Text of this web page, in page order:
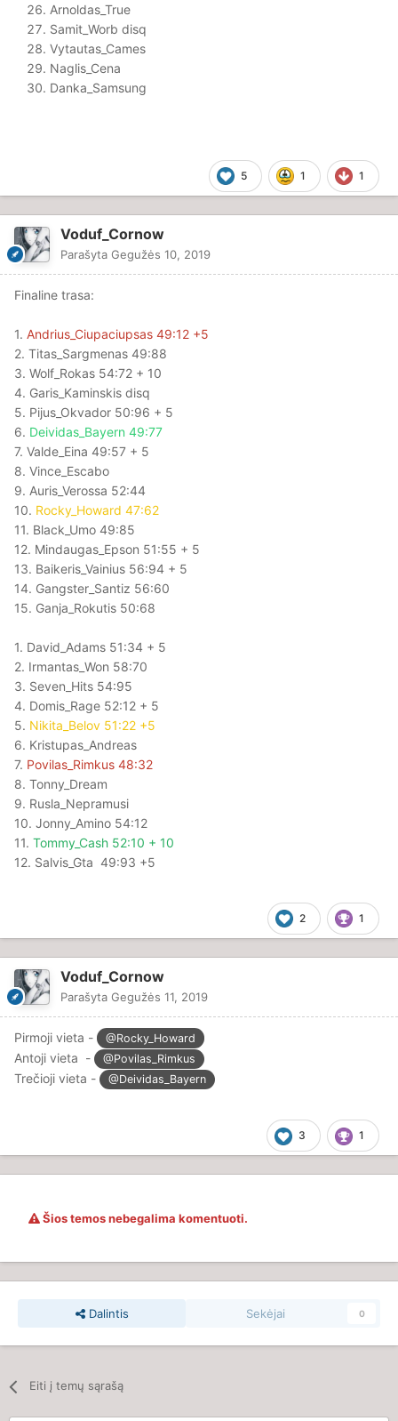
Arnoldas_True
Samit_Worb disq
Vytautas_Cames
Naglis_Cena
Danka_Samsung
5 1 1
Voduf_Cornow
Parašyta Gegužės 10, 2019
Finaline trasa:
1. Andrius_Ciupaciupsas 49:12 +5
2. Titas_Sargmenas 49:88
3. Wolf_Rokas 54:72 + 10
4. Garis_Kaminskis disq
5. Pijus_Okvador 50:96 + 5
6. Deividas_Bayern 49:77
7. Valde_Eina 49:57 + 5
8. Vince_Escabo
9. Auris_Verossa 52:44
10. Rocky_Howard 47:62
11. Black_Umo 49:85
12. Mindaugas_Epson 51:55 + 5
13. Baikeris_Vainius 56:94 + 5
14. Gangster_Santiz 56:60
15. Ganja_Rokutis 50:68
1. David_Adams 51:34 + 5
2. Irmantas_Won 58:70
3. Seven_Hits 54:95
4. Domis_Rage 52:12 + 5
5. Nikita_Belov 51:22 +5
6. Kristupas_Andreas
7. Povilas_Rimkus 48:32
8. Tonny_Dream
9. Rusla_Nepramusi
10. Jonny_Amino 54:12
11. Tommy_Cash 52:10 + 10
12. Salvis_Gta 49:93 +5
2 1
Voduf_Cornow
Parašyta Gegužės 11, 2019
Pirmoji vieta - @Rocky_Howard
Antoji vieta - @Povilas_Rimkus
Trečioji vieta - @Deividas_Bayern
3 1
Šios temos nebegalima komentuoti.
Dalintis Sekėjai 0
Eiti į temų sąrašą